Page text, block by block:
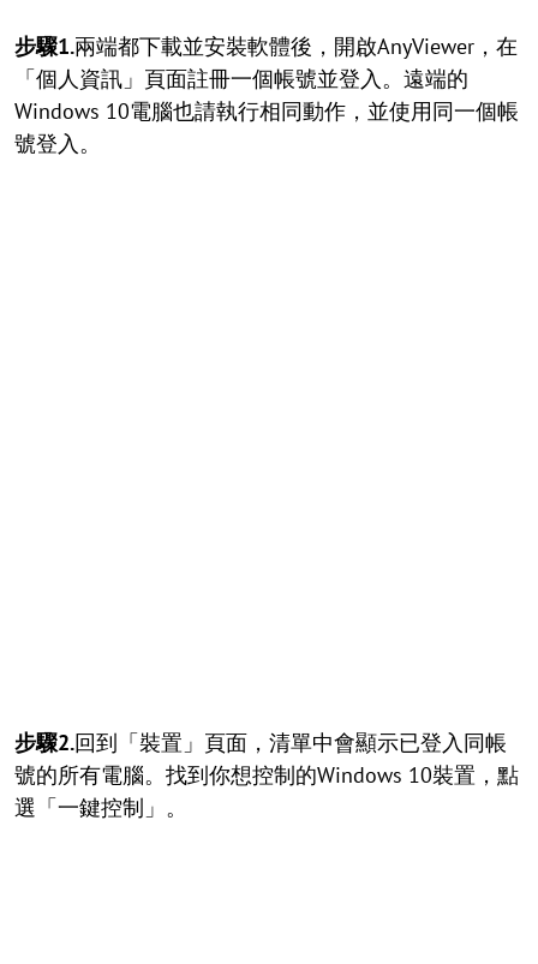
步驟1.兩端都下載並安裝軟體後，開啟AnyViewer，在
「個人資訊」頁面註冊一個帳號並登入。遠端的
Windows 10電腦也請執行相同動作，並使用同一個帳
號登入。
步驟2.回到「裝置」頁面，清單中會顯示已登入同帳
號的所有電腦。找到你想控制的Windows 10裝置，點
選「一鍵控制」。